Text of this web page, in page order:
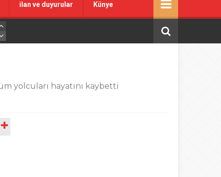
ilan ve duyurular Künye
yolcuları hayatını kaybetti